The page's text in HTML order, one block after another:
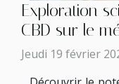
Exploration
CBD sur le
Jeudi 19 février